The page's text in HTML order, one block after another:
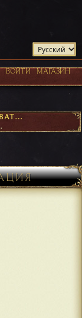
ВОЙТИ
МАГАЗИН
ПРОФИЛЬ ПОЛЬЗОВАТЕЛЯ ТАСКА